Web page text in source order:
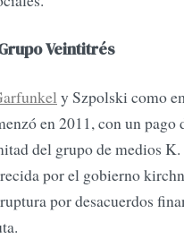
Veintitrés
y Szpolski como
en 2011, con un pago
del grupo de medios
por el gobierno
por desacuerdos